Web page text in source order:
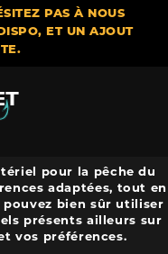
PAS À NOUS
ET UN AJOUT
pour la pêche du
adaptées, tout en
bien sûr utiliser
présents ailleurs sur
vos préférences.